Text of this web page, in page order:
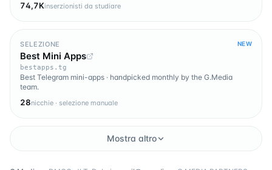
74,7Kinserzionisti da studiare
SELEZIONE NEW
Best Mini Apps
bestapps.tg
Best Telegram mini-apps · handpicked monthly by the G.Media
team.
28nicchie · selezione manuale
Mostra altro